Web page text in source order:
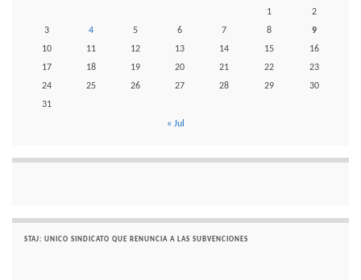
1
2
3
4 5 6 7 8
9
10
11 12 13 14 15
16
17
18 19 20 21 22
23
24
25 26 27 28 29
30
31
« Jul
STAJ: UNICO SINDICATO QUE RENUNCIA A LAS SUBVENCIONES